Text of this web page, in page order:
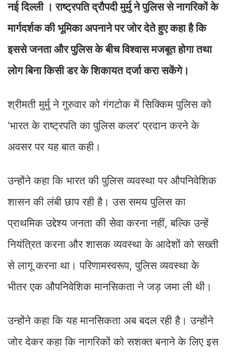
नई दिल्ली । राष्ट्रपति द्रौपदी मुर्मु ने पुलिस से नागरिकों के
मार्गदर्शक की भूमिका अपनाने पर जोर देते हुए कहा है कि
इससे जनता और पुलिस के बीच विश्वास मजबूत होगा तथा
लोग बिना किसी डर के शिकायत दर्जा करा सकेंगे।
श्रीमती मुर्मु ने गुरुवार को गंगटोक में सिक्किम पुलिस को
‘भारत के राष्ट्रपति का पुलिस कलर’ प्रदान करने के
अवसर पर यह बात कही।
उन्होंने कहा कि भारत की पुलिस व्यवस्था पर औपनिवेशिक
शासन की लंबी छाप रही है। उस समय पुलिस का
प्राथमिक उद्देश्य जनता की सेवा करना नहीं, बल्कि उन्हें
नियंत्रित करना और शासक व्यवस्था के आदेशों को सख्ती
से लागू करना था। परिणामस्वरूप, पुलिस व्यवस्था के
भीतर एक औपनिवेशिक मानसिकता ने जड़ जमा ली थी।
उन्होंने कहा कि यह मानसिकता अब बदल रही है। उन्होंने
जोर देकर कहा कि नागरिकों को सशक्त बनाने के लिए इस